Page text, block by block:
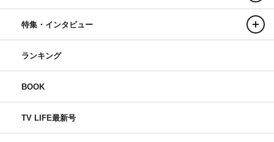
よろしくお願いします。
ゴンベエ役・宇野祥平
特集・インタビュー
ランキング
BOOK
TV LIFE最新号